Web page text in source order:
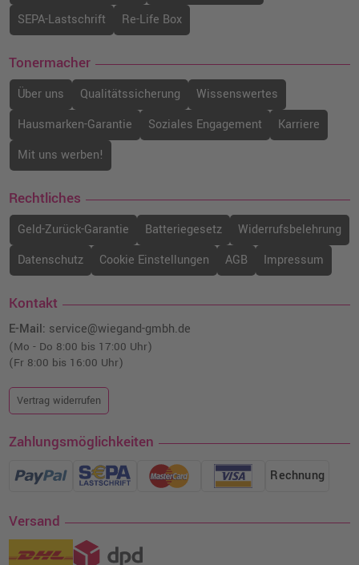
Ricoh Toner 407718 SPC252HE magenta
127,98 €
inkl. MwSt. zzgl. Versand
Ricoh Toner 407717 SPC252HE cyan OEM
140,99 €
Kompatibler Toner ersetzt Ricoh 407718
SPC252HE magenta
o. MwSt. 69,74 €
82,99 € shopping_cart
Ricoh Toner 407719 SPC252HE yellow OEM
o. MwSt. 119,32 €
141,99 €
SEPA-Lastschrift
Re-Life Box
Tonermacher
Über uns Qualitätssicherung
Wissenswertes
Hausmarken-Garantie
Soziales Engagement
Karriere
Mit uns werben!
Rechtliches
Geld-Zurück-Garantie Batteriegesetz
Widerrufsbelehrung
Datenschutz
Cookie Einstellungen AGB Impressum
Kontakt
E-Mail: service@wiegand-gmbh.de
(Mo - Do 8:00 bis 17:00 Uhr)
(Fr 8:00 bis 16:00 Uhr)
Vertrag widerrufen
Zahlungsmöglichkeiten
Rechnung
Versand